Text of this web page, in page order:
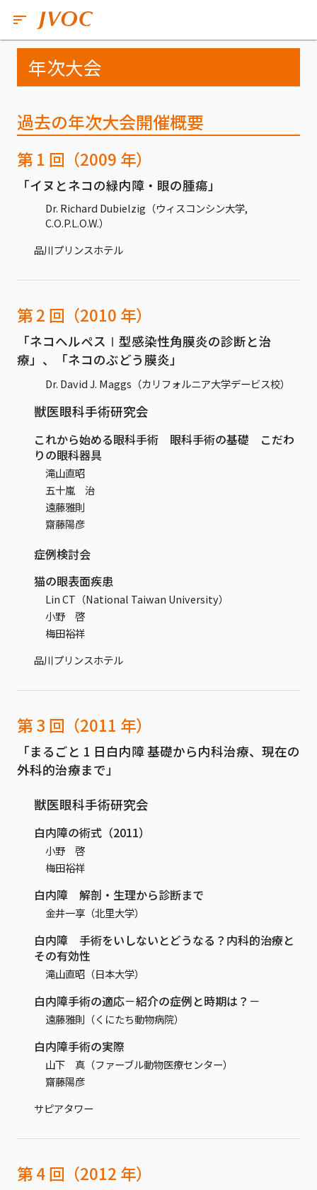
年次大会
過去の年次大会開催概要
第 1 回（2009 年）
「イヌとネコの緑内障・眼の腫瘍」
Dr. Richard Dubielzig（ウィスコンシン大学,
C.O.P.L.O.W.）
品川プリンスホテル
第 2 回（2010 年）
「ネコヘルペスⅠ型感染性角膜炎の診断と治
療」、「ネコのぶどう膜炎」
Dr. David J. Maggs（カリフォルニア大学デービス校）
獣医眼科手術研究会
これから始める眼科手術 眼科手術の基礎 こだわ
りの眼科器具
滝山直昭
五十嵐 治
遠藤雅則
齋藤陽彦
症例検討会
猫の眼表面疾患
Lin CT（National Taiwan University）
小野 啓
梅田裕祥
品川プリンスホテル
第 3 回（2011 年）
「まるごと 1 日白内障 基礎から内科治療、現在の
外科的治療まで」
獣医眼科手術研究会
白内障の術式（2011）
小野 啓
梅田裕祥
白内障 解剖・生理から診断まで
金井一享（北里大学）
白内障 手術をいしないとどうなる？内科的治療と
その有効性
滝山直昭（日本大学）
白内障手術の適応－紹介の症例と時期は？－
遠藤雅則（くにたち動物病院）
白内障手術の実際
山下 真（ファーブル動物医療センター）
齋藤陽彦
サピアタワー
第 4 回（2012 年）